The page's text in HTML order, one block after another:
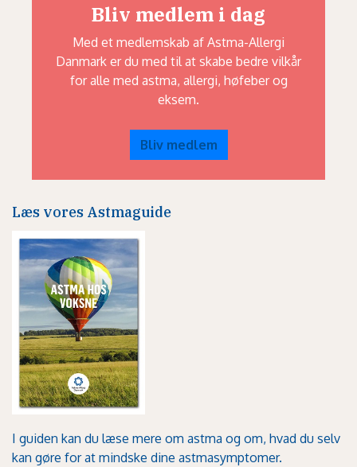
Bliv medlem i dag
Med et medlemskab af Astma-Allergi
Danmark er du med til at skabe bedre vilkår
for alle med astma, allergi, høfeber og
eksem.
Bliv medlem
Læs vores Astmaguide
I guiden kan du læse mere om astma og om, hvad du selv
kan gøre for at mindske dine astmasymptomer.